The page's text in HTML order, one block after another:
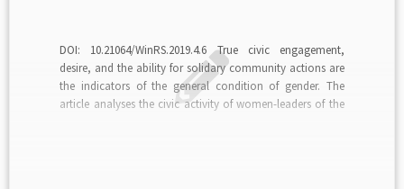
DOI: 10.21064/WinRS.2019.4.6 True civic engagement,
desire, and the ability for solidary community actions are
the indicators of the general condition of gender. The
article analyses the civic activity of women-leaders of the